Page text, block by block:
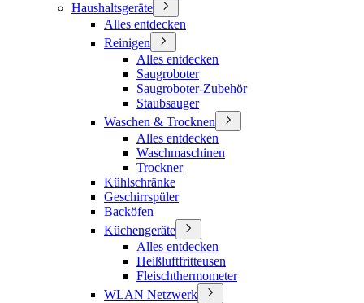
Haushaltsgeräte
Alles entdecken
Reinigen
Alles entdecken
Saugroboter
Saugroboter-Zubehör
Staubsauger
Waschen & Trocknen
Alles entdecken
Waschmaschinen
Trockner
Kühlschränke
Geschirrspüler
Backöfen
Küchengeräte
Alles entdecken
Heißluftfritteusen
Fleischthermometer
WLAN Netzwerk